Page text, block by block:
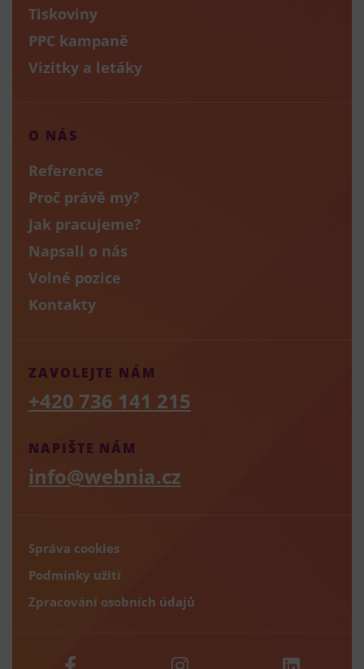
Tiskoviny
PPC kampaně
Vizitky a letáky
O NÁS
Reference
Proč právě my?
Jak pracujeme?
Napsali o nás
Volné pozice
Kontakty
NAPIŠTE NÁM
info@webnia.cz
ZAVOLEJTE NÁM
+420 736 141 215
Správa cookies
Podmínky užití
Zpracování osobních údajů